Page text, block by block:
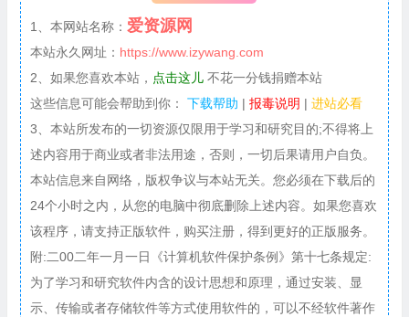
1、本网站名称： 爱资源网
本站永久网址： https://www.izywang.com
2、如果您喜欢本站， 点击这儿不花一分钱捐赠本站
这些信息可能会帮助到你：
下载帮助 | 报毒说明 | 进站必看
3、本站所发布的一切资源仅限用于学习和研究目的;不得将上
述内容用于商业或者非法用途，否则，一切后果请用户自负。
本站信息来自网络，版权争议与本站无关。您必须在下载后的
24个小时之内，从您的电脑中彻底删除上述内容。如果您喜欢
该程序，请支持正版软件，购买注册，得到更好的正版服务。
附:二00二年一月一日《计算机软件保护条例》第十七条规定:
为了学习和研究软件内含的设计思想和原理，通过安装、显
示、传输或者存储软件等方式使用软件的，可以不经软件著作